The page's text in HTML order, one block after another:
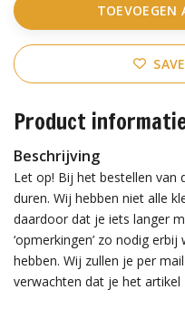
TOEVOEGEN
Product
Beschrijving
Let op! Bij het bestellen van
duren. Wij hebben niet alle
daardoor dat je iets langer
‘opmerkingen’ zo nodig
hebben. Wij zullen je per
verwachten dat je het